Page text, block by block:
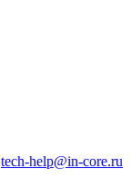
tech-help@in-core.ru